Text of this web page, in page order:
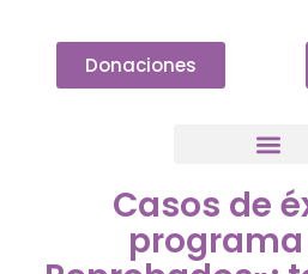
Donaciones
Casos de
programa